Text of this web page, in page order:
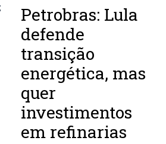
Petrobras: Lula
defende
transição
energética, mas
quer
investimentos
em refinarias